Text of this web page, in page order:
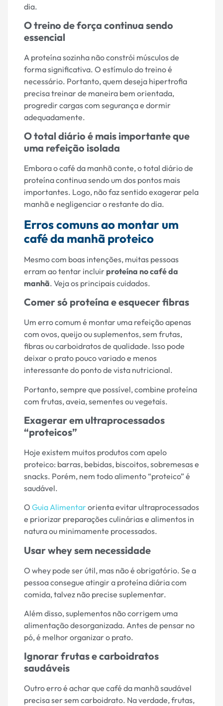
dia.
O treino de força continua sendo
essencial
A proteína sozinha não constrói músculos de
forma significativa. O estímulo do treino é
necessário. Portanto, quem deseja hipertrofia
precisa treinar de maneira bem orientada,
progredir cargas com segurança e dormir
adequadamente.
O total diário é mais importante que
uma refeição isolada
Embora o café da manhã conte, o total diário de
proteína continua sendo um dos pontos mais
importantes. Logo, não faz sentido exagerar pela
manhã e negligenciar o restante do dia.
Erros comuns ao montar um
café da manhã proteico
Mesmo com boas intenções, muitas pessoas
erram ao tentar incluirproteína no café da
manhã. Veja os principais cuidados.
Comer só proteína e esquecer fibras
Um erro comum é montar uma refeição apenas
com ovos, queijo ou suplementos, sem frutas,
fibras ou carboidratos de qualidade. Isso pode
deixar o prato pouco variado e menos
interessante do ponto de vista nutricional.
Portanto, sempre que possível, combine proteína
com frutas, aveia, sementes ou vegetais.
Exagerar em ultraprocessados
“proteicos”
Hoje existem muitos produtos com apelo
proteico: barras, bebidas, biscoitos, sobremesas e
snacks. Porém, nem todo alimento “proteico” é
saudável.
O Guia Alimentarorienta evitar ultraprocessados
e priorizar preparações culinárias e alimentos in
natura ou minimamente processados.
Usar whey sem necessidade
O whey pode ser útil, mas não é obrigatório. Se a
pessoa consegue atingir a proteína diária com
comida, talvez não precise suplementar.
Além disso, suplementos não corrigem uma
alimentação desorganizada. Antes de pensar no
pó, é melhor organizar o prato.
Ignorar frutas e carboidratos
saudáveis
Outro erro é achar que café da manhã saudável
precisa ser sem carboidrato. Na verdade, frutas,